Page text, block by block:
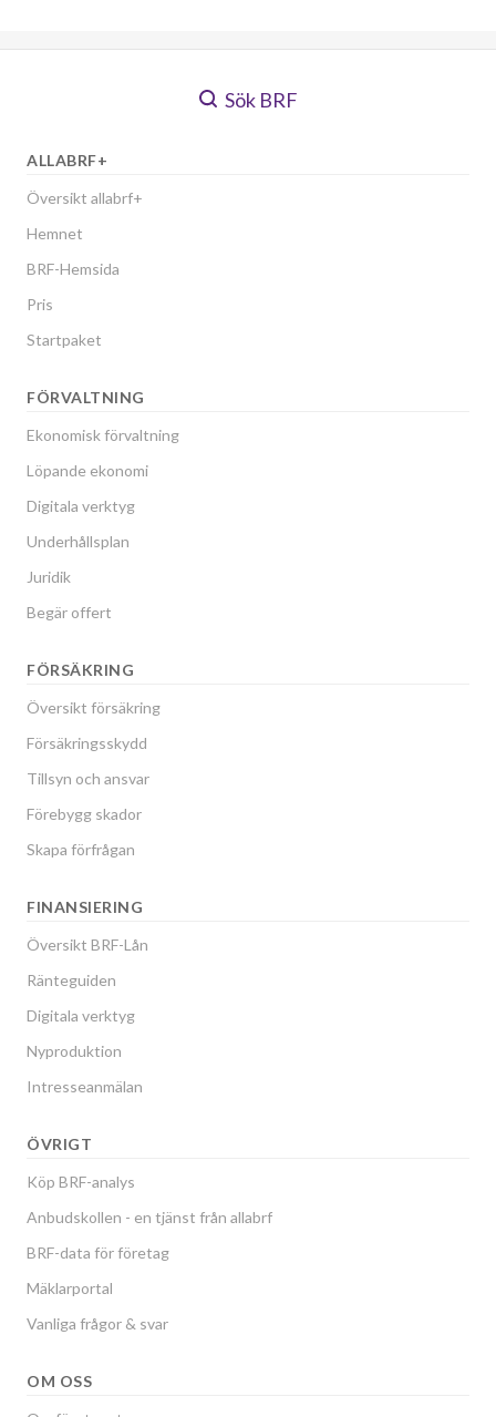
Sök BRF
ALLABRF+
Översikt allabrf+
Hemnet
BRF-Hemsida
Pris
Startpaket
FÖRVALTNING
Ekonomisk förvaltning
Löpande ekonomi
Digitala verktyg
Underhållsplan
Juridik
Begär offert
FÖRSÄKRING
Översikt försäkring
Försäkringsskydd
Tillsyn och ansvar
Förebygg skador
Skapa förfrågan
FINANSIERING
Översikt BRF-Lån
Ränteguiden
Digitala verktyg
Nyproduktion
Intresseanmälan
ÖVRIGT
Köp BRF-analys
Anbudskollen - en tjänst från allabrf
BRF-data för företag
Mäklarportal
Vanliga frågor & svar
OM OSS